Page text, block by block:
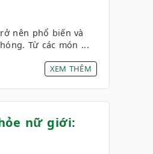
nên phổ biến và
Từ các món ...
XEM THÊM
nữ giới: